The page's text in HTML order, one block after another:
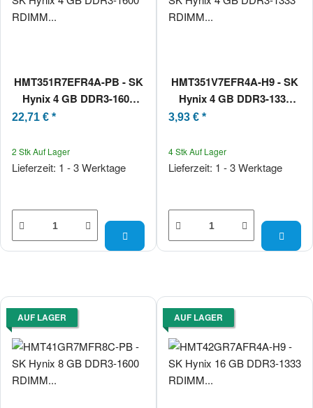
HMT351R7EFR4A-PB - SK
Hynix 4 GB DDR3-1600
RDIMM PC3L-12800R 1Rx4
22,71 € *
2 Stk Auf Lager
Lieferzeit: 1 - 3 Werktage
HMT351V7EFR4A-H9 - SK
Hynix 4 GB DDR3-1333
RDIMM PC3L-10600R 1Rx4
3,93 € *
4 Stk Auf Lager
Lieferzeit: 1 - 3 Werktage
AUF LAGER AUF LAGER